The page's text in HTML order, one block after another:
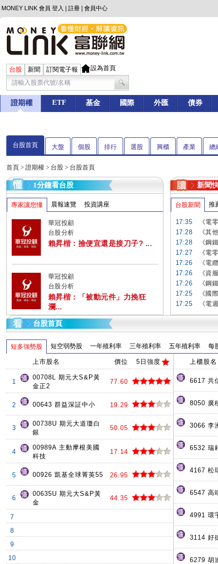
MONEY LINK 會員 登入 註冊 會員中心
台股 新聞 訂閱電子報 設為首頁
證期權 ETF 基金 國際 外匯 債券
台股首頁 大盤 個股 排行 選股 興櫃 產業 總
首頁 > 證期權 > 台股 > 台股首頁
1分鐘看台股
專家讓您懂 晨報速覽 投資講座
華冠投顧
台股分析
賴昇楷：撿便宜還是接刀子? ...
華冠投顧
台股分析
賴昇楷：「被動元件」力挽狂
瀾...
新聞
台股新聞 推
17:35
《電
17:28
《其
17:28
《鋼
17:27
《電
17:26
《電
17:26
《資
17:26
《鋼
17:25
《國
17:25
《電
台股首頁
短多強勢股 短空弱勢股 一年殖利率 三年殖利率 五年殖利率 每
上市股名 價位 5日強度
1
00708L 期元大S&P黃
金正2
77.60
2 00643 群益深証中小 19.29
3
00738U 期元大道瓊白
銀
50.05
4
00989A 主動摩根美國
科技
17.14
5 00926 凱基全球菁英55 26.95
6
00635U 期元大S&P黃
金
44.35
7
8
9
10
上櫃股名
6617 共
8050 廣
3066 李
6532 瑞
4167 松
6547 高
4991 環
3114 好
6279 胡